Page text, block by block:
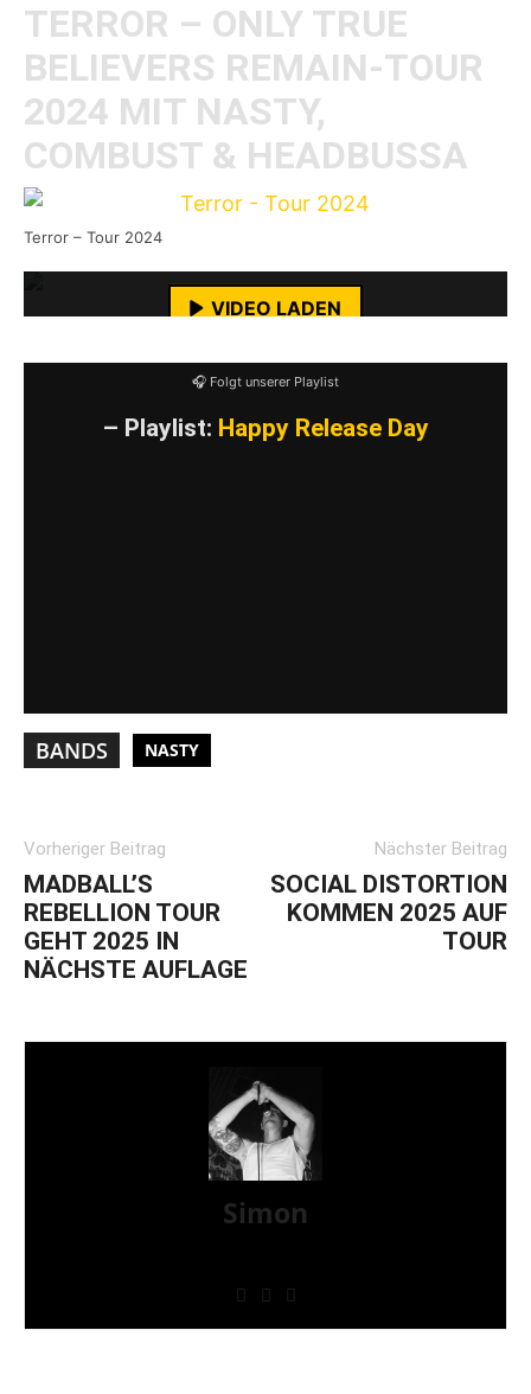
TERROR – ONLY TRUE
BELIEVERS REMAIN-TOUR
2024 MIT NASTY,
COMBUST & HEADBUSSA
Terror – Tour 2024
Mit dem Laden des Videos akzeptierst du die
Datenschutzerklärung von YouTube.
VIDEO LADEN
YouTube-Inhalte immer entsperren
🎧 Folgt unserer Playlist
– Playlist: Happy Release Day
BANDS NASTY
Vorheriger Beitrag
MADBALL’S
REBELLION TOUR
GEHT 2025 IN
NÄCHSTE AUFLAGE
Nächster Beitrag
SOCIAL DISTORTION
KOMMEN 2025 AUF
TOUR
Simon